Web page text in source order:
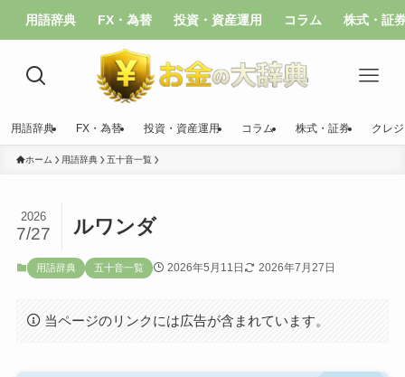
用語辞典 FX・為替 投資・資産運用 コラム 株式・証
用語辞典 FX・為替 投資・資産運用 コラム 株式・証券 クレ
ホーム 用語辞典 五十音一覧
ルワンダ
2026
7/27
用語辞典 五十音一覧 2026年5月11日 2026年7月27日
当ページのリンクには広告が含まれています。